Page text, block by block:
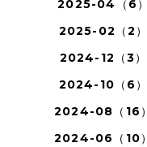
2025-04（6）
2025-02（2）
2024-12（3）
2024-10（6）
2024-08（16）
2024-06（10）